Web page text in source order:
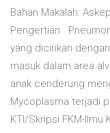
Bahan Makalah:
Pengertian .
yang dicirikan
masuk dalam area
anak cenderung
Mycoplasma terjadi
KTI/Skripsi FKM-